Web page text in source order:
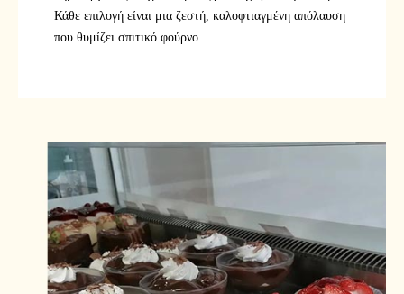
Κάθε επιλογή είναι μια ζεστή, καλοφτιαγμένη απόλαυση
που θυμίζει σπιτικό φούρνο.